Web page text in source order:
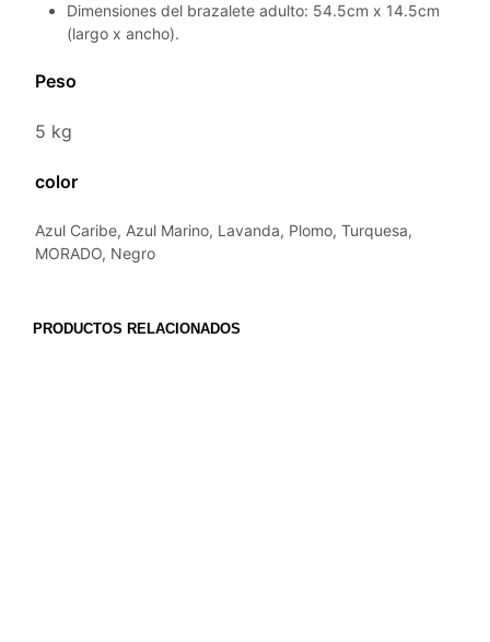
Dimensiones del brazalete adulto: 54.5cm x 14.5cm
(largo x ancho).
Peso
5 kg
color
Azul Caribe, Azul Marino, Lavanda, Plomo, Turquesa,
MORADO, Negro
PRODUCTOS RELACIONADOS